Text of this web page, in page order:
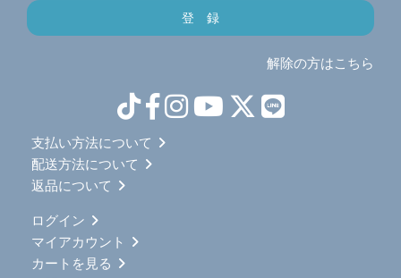
解除の方はこちら
支払い方法について
配送方法について
返品について
ログイン
マイアカウント
カートを見る